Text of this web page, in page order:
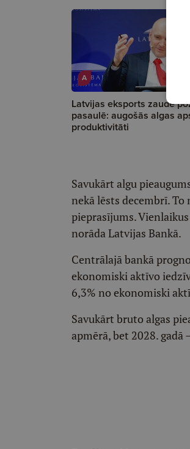
A
Latvijas eksports zaudē
pasaulē: augošās algas
produktivitāti
Savukārt algu
nekā lēsts decembrī.
pieprasījums.
norāda Latvijas Bankā.
Centrālajā bankā
ekonomiski aktīvo
6,3% no ekonomiski
Savukārt bruto algas
apmērā, bet 2028. gadā